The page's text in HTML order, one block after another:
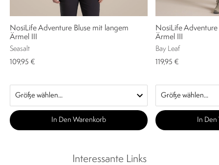
NosiLife Adventure Bluse mit langem
Ärmel III
Seasalt
109,95 €
In Den Warenkorb
NosiLife
Ärmel III
Bay Leaf
119,95 €
In
Interessante Links